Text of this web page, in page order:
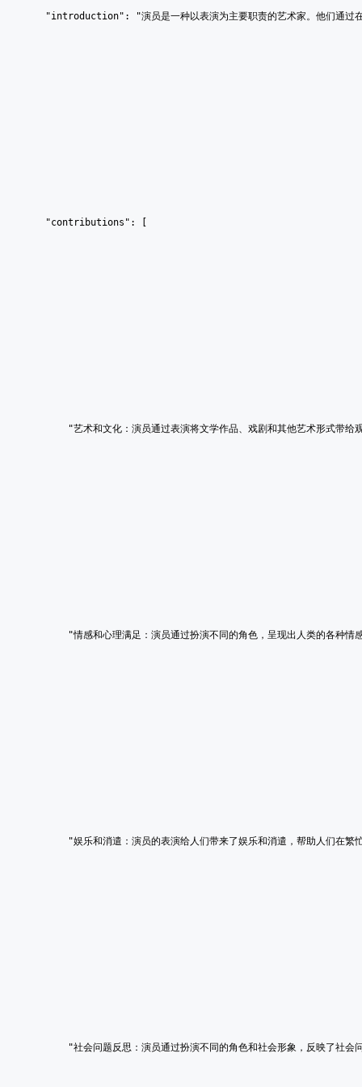
"introduction": "演员是一种以表演为主要职责的艺术家。他们通过
    "contributions": [
"艺术和文化：演员通过表演将文学作品、戏剧和其他艺术形式带给
"情感和心理满足：演员通过扮演不同的角色，呈现出人类的各种情
"娱乐和消遣：演员的表演给人们带来了娱乐和消遣，帮助人们在繁
"社会问题反思：演员通过扮演不同的角色和社会形象，反映了社会